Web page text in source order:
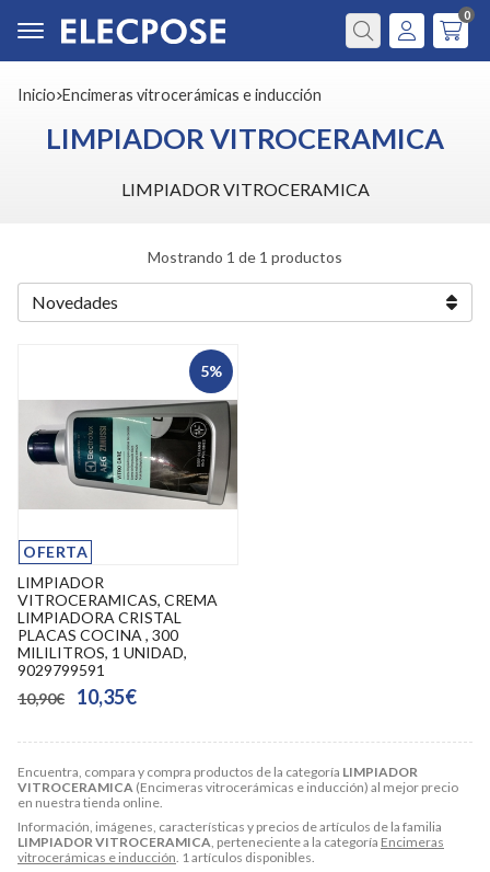
Buscar
0
Inicio encimeras vitrocerámicas e inducción
LIMPIADOR VITROCERAMICA
LIMPIADOR VITROCERAMICA
Encuentra, compara y compra productos de la categoría LIMPIADOR
VITROCERAMICA (Encimeras vitrocerámicas e inducción) al mejor precio
en nuestra tienda online.
Información, imágenes, características y precios de artículos de la familia
LIMPIADOR VITROCERAMICA, perteneciente a la categoría Encimeras
vitrocerámicas e inducción. 1 artículos disponibles.
Mostrando 1 de 1 productos
5%
OFERTA
LIMPIADOR
VITROCERAMICAS, CREMA
LIMPIADORA CRISTAL
PLACAS COCINA , 300
MILILITROS, 1 UNIDAD,
9029799591
10,90€
10,35€